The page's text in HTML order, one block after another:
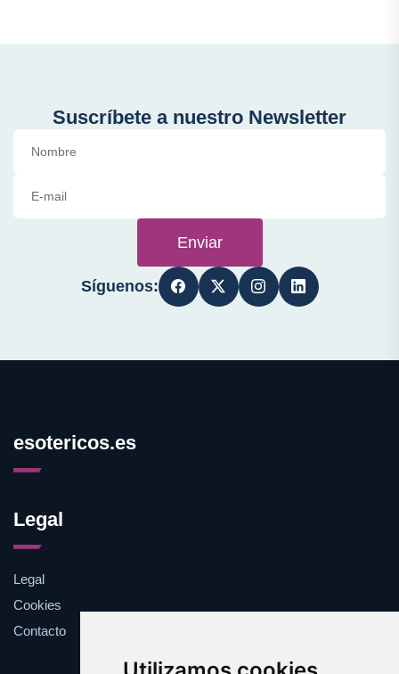
Suscríbete a nuestro Newsletter
Enviar
Síguenos:
esotericos.es
Legal
Legal
Cookies
Contacto